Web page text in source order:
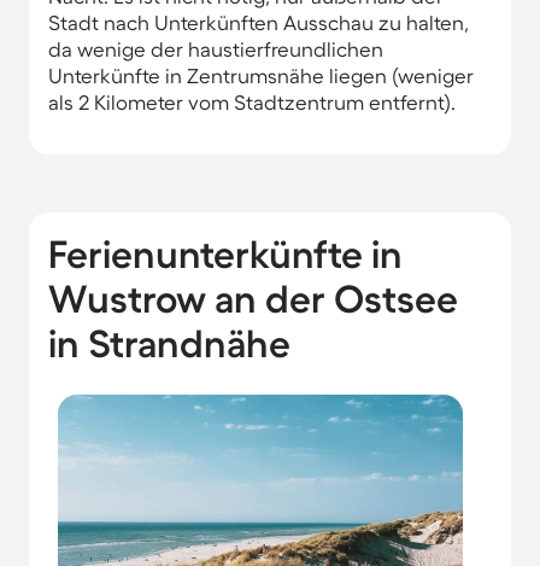
Stadt nach Unterkünften Ausschau zu halten,
da wenige der haustierfreundlichen
Unterkünfte in Zentrumsnähe liegen (weniger
als 2 Kilometer vom Stadtzentrum entfernt).
Ferienunterkünfte in
Wustrow an der Ostsee
in Strandnähe